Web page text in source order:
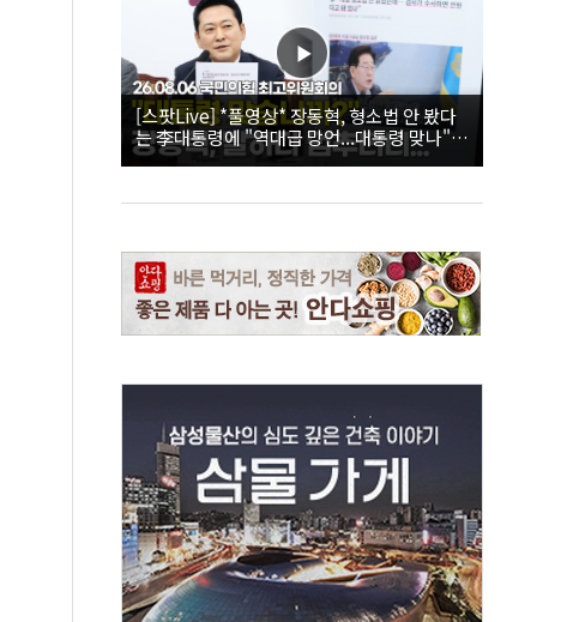
[스팟Live] *풀영상* 장동혁, 형소법 안 봤다
는 李대통령에 "역대급 망언...대통령 맞나"｜
26.08.06 국민의힘 최고위원회의